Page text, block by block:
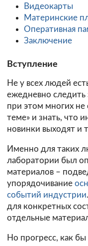
Видеокарты
Материнские
Оперативная
Заключение
Вступление
Не у всех людей
ежедневно следить
при этом многих не
теме» и знать, что
новинки выходят и
Именно для таких
лаборатории был
материалов –
упорядочивание
событий индустрии
для конкретных
отдельные
Но прогресс, как